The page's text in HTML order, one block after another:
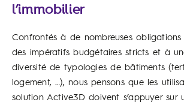
l’immobilier
Confrontés à de nombreuses obligations
des impératifs budgétaires stricts et à
diversité de typologies de bâtiments
logement, …), nous pensons que les
solution Active3D doivent s’appuyer sur